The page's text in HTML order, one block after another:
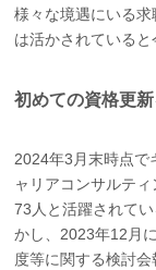
様々な境遇にいる
は活かされていると
初めての資格更
2024年3月末時点で
ャリアコンサルテ
73人と活躍されて
かし、2023年12月
度等に関する検討